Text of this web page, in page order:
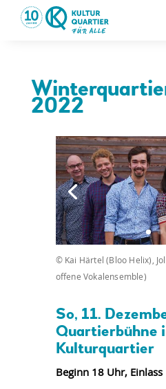
2022
© Kai Härtel (Bloo Helix),
offene Vokalensemble)
So, 11.
Quartierbühne
Kulturquartier
Beginn 18 Uhr,